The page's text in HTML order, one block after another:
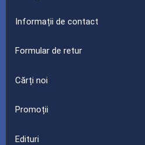
Informații de contact
Formular de retur
Cărți noi
Promoții
Edituri